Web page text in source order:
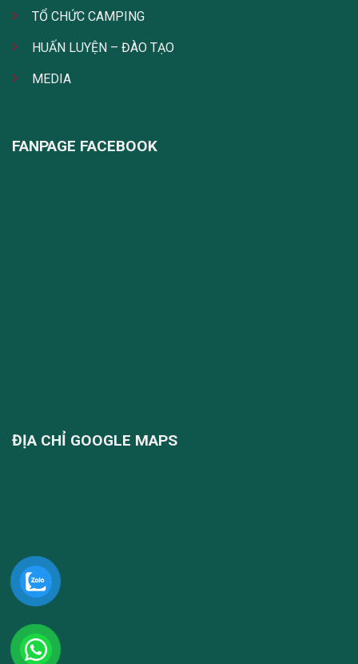
TỔ CHỨC CAMPING
HUẤN LUYỆN – ĐÀO TẠO
MEDIA
FANPAGE FACEBOOK
ĐỊA CHỈ GOOGLE MAPS